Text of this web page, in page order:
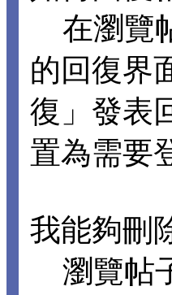
在瀏覽
的回復界
復」發表
置為需要
我能夠刪
瀏覽帖